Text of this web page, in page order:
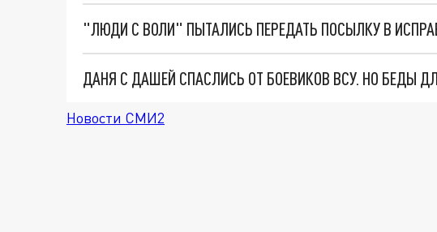
"ЛЮДИ С ВОЛИ" ПЫТАЛИСЬ ПЕРЕДАТЬ ПОСЫЛКУ В
ДАНЯ С ДАШЕЙ СПАСЛИСЬ ОТ БОЕВИКОВ ВСУ. НО БЕДЫ
Новости СМИ2